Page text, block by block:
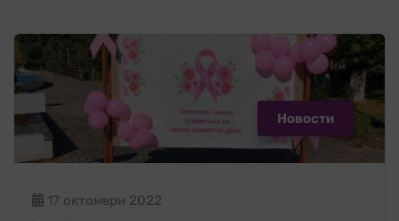
Новости
17 октомври 2022